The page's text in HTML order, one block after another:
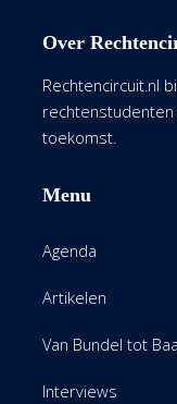
Over
Rechtencircuit.nl
toekomst.
Menu
Agenda
Artikelen
Van Bundel tot
Interviews